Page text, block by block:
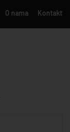
O nama Kontakt